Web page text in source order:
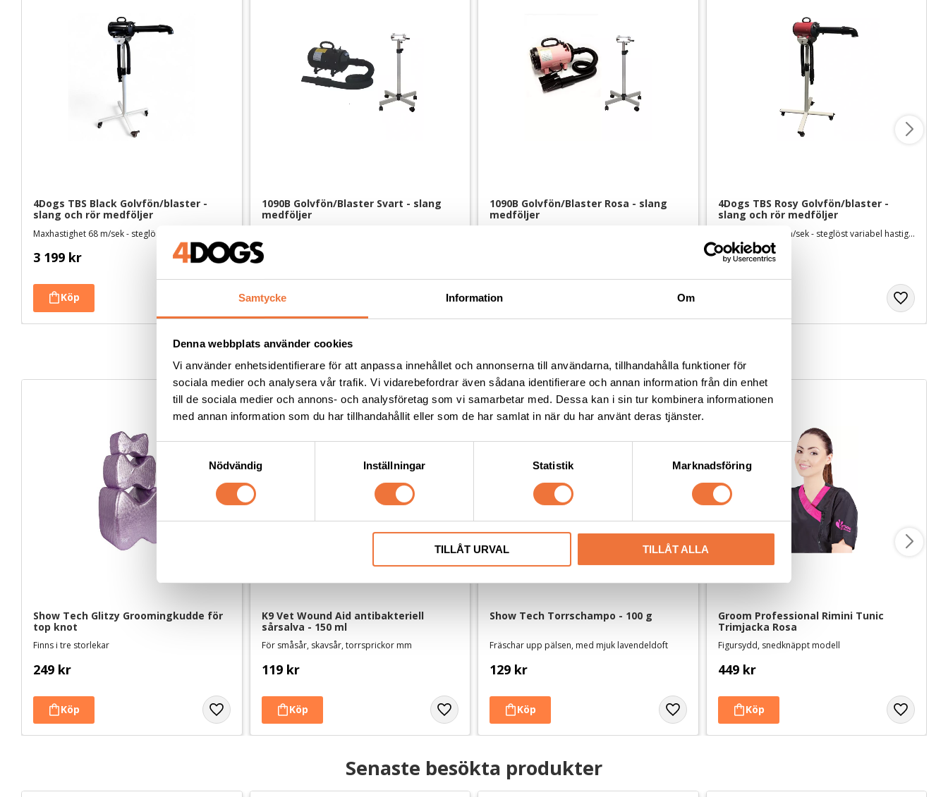
Samtycke Information Om
Denna webbplats använder cookies
Vi använder enhetsidentifierare för att anpassa innehållet och annonserna till användarna, tillhandahålla funktioner för
sociala medier och analysera vår trafik. Vi vidarebefordrar även sådana identifierare och annan information från din enhet
till de sociala medier och annons- och analysföretag som vi samarbetar med. Dessa kan i sin tur kombinera informationen
med annan information som du har tillhandahållit eller som de har samlat in när du har använt deras tjänster.
t
s
a
Nödvändig Inställningar Statistik Marknadsföring
TILLÅT URVAL TILLÅT ALLA
4Dogs TBS Black Golvfön/blaster -
slang och rör medföljer
3 199 kr
1090B Golvfön/Blaster Svart - slang
medföljer
3 099
1090B Golvfön/Blaster Rosa - slang
medföljer
4Dogs TBS Rosy Golvfön/blaster -
slang och rör medföljer
Maxhastighet 68 m/sek - steglöst variabel hastighet och tillsatt värme
3 199kr
Andra köpte även
Show Tech Glitzy Groomingkudde för
top knot
Finns i tre storlekar
249 kr
K9 Vet Wound Aid antibakteriell
sårsalva - 150 ml
För småsår, skavsår, torrsprickor mm
119 kr
Show Tech Torrschampo - 100 g
Fräschar upp pälsen, med mjuk lavendeldoft
129 kr
Groom Professional Rimini Tunic
Trimjacka Rosa
Figursydd, snedknäppt modell
449 kr
Senaste besökta produkter